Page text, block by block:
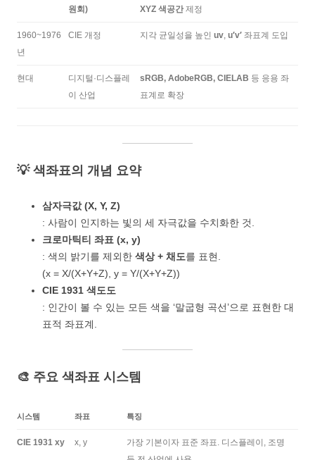
원회)
XYZ 색공간 제정
1960~1976
년
CIE 개정 지각 균일성을 높인 uv, u′v′ 좌표계 도입
현대
디지털·디스플레
이 산업
sRGB, AdobeRGB, CIELAB 등 응용 좌
표계로 확장
💡 색좌표의 개념 요약
삼자극값 (X, Y, Z)
: 사람이 인지하는 빛의 세 자극값을 수치화한 것.
크로마틱티 좌표 (x, y)
: 색의 밝기를 제외한 색상 + 채도를 표현.
(x = X/(X+Y+Z), y = Y/(X+Y+Z))
CIE 1931 색도도
: 인간이 볼 수 있는 모든 색을 ‘말굽형 곡선’으로 표현한 대
표적 좌표계.
🎨 주요 색좌표 시스템
시스템 좌표 특징
CIE 1931 xy x, y
가장 기본이자 표준 좌표. 디스플레이, 조명